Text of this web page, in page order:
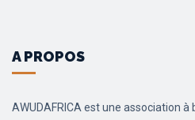
A PROPOS
AWUDAFRICA est une association